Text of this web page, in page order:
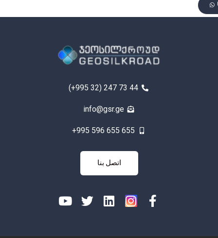
(+995 32) 247 73 44
info@gsr.ge
+995 596 655 655
اتصل بنا